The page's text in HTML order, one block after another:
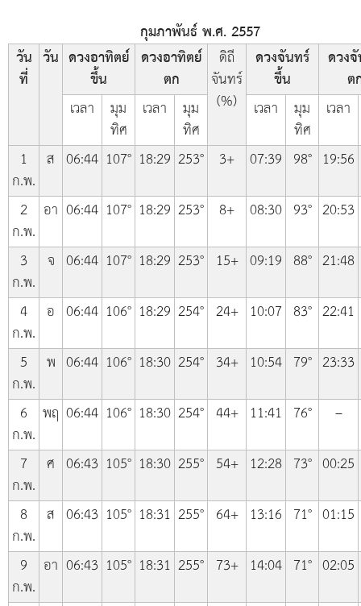
กุมภาพันธ์ พ.ศ. 2557
วัน
ที่
วัน ดวงอาทิตย์
ขึ้น
ดวงอาทิตย์
ตก
ดิถี
จันทร์
(%)
ดวงจันทร์
ขึ้น
ดวง
ต
เวลา
มุม
ทิศ
เวลา มุม
ทิศ
เวลา มุม
ทิศ
เวลา
1
ก.พ.
ส 06:44 107° 18:29 253° 3+ 07:39 98° 19:56
2
ก.พ.
อา 06:44 107° 18:29 253° 8+ 08:30 93° 20:53
3
ก.พ.
จ 06:44 107° 18:29 253° 15+ 09:19 88° 21:48
4
ก.พ.
อ 06:44 106° 18:29 254° 24+ 10:07 83° 22:41
5
ก.พ.
พ 06:44 106° 18:30 254° 34+ 10:54 79° 23:33
6
ก.พ.
พฤ 06:44 106° 18:30 254° 44+ 11:41 76°
–
7
ก.พ.
ศ 06:43 105° 18:30 255° 54+ 12:28 73° 00:25
8
ก.พ.
ส 06:43 105° 18:31 255° 64+ 13:16 71° 01:15
9
ก.พ.
อา 06:43 105° 18:31 255° 73+ 14:04 71° 02:05